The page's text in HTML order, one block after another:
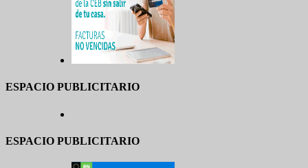
ESPACIO PUBLICITARIO
ESPACIO PUBLICITARIO